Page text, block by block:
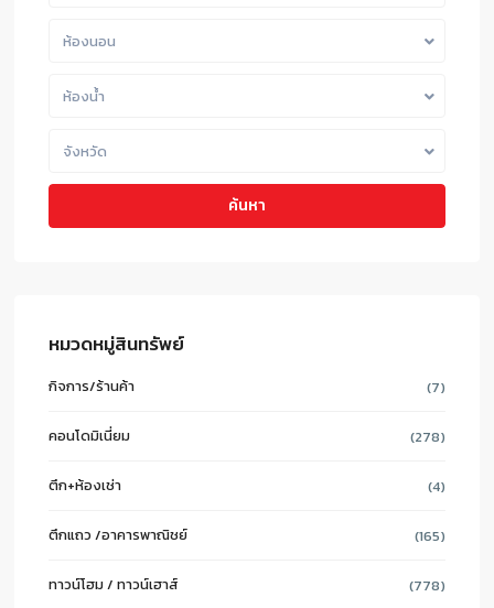
ห้องนอน
ห้องน้ำ
จังหวัด
ค้นหา
หมวดหมู่สินทรัพย์
กิจการ/ร้านค้า (7)
คอนโดมิเนี่ยม (278)
ตึก+ห้องเช่า (4)
ตึกแถว /อาคารพาณิชย์ (165)
ทาวน์โฮม / ทาวน์เฮาส์ (778)